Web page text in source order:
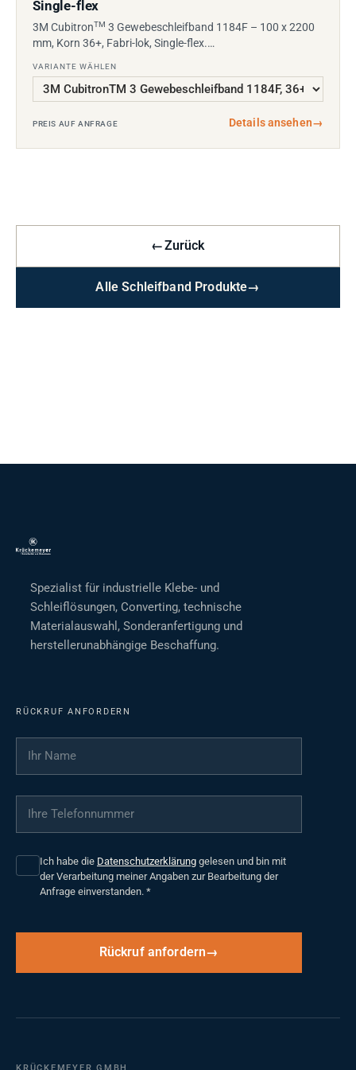
Single-flex
3M CubitronTM 3 Gewebeschleifband 1184F – 100 x 2200
mm, Korn 36+, Fabri-lok, Single-flex.…
VARIANTE WÄHLEN
PREIS AUF ANFRAGE Details ansehen→
←Zurück
Alle Schleifband Produkte→
Spezialist für industrielle Klebe- und
Schleiflösungen, Converting, technische
Materialauswahl, Sonderanfertigung und
herstellerunabhängige Beschaffung.
RÜCKRUF ANFORDERN
Ihr Name
Ihre Telefonnummer
Ich habe die Datenschutzerklärung gelesen und bin mit
der Verarbeitung meiner Angaben zur Bearbeitung der
Anfrage einverstanden. *
Rückruf anfordern